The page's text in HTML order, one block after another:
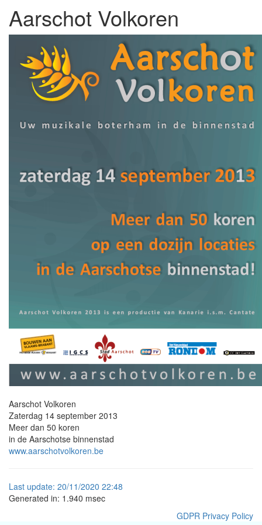
Aarschot Volkoren
Aarschot Volkoren
Zaterdag 14 september 2013
Meer dan 50 koren
in de Aarschotse binnenstad
www.aarschotvolkoren.be
Last update: 20/11/2020 22:48
Generated in: 1.940 msec
GDPR Privacy Policy